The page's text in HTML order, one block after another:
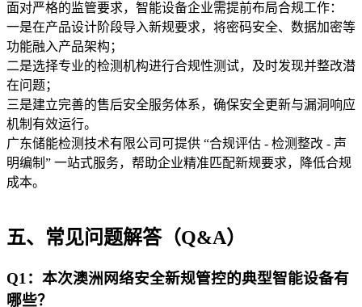
面对严格的监管要求，智能设备企业需提前布局合规工作：
一是在产品设计阶段导入新规要求，将密码安全、数据加密等
功能融入产品架构；
二是选择专业的检测机构进行合规性测试，及时发现并整改潜
在问题；
三是建立完善的售后安全服务体系，确保安全更新与漏洞响应
机制有效运行。
广东储能检测技术有限公司可提供 “合规评估 - 检测整改 - 声
明编制” 一站式服务，帮助企业精准匹配新规要求，降低合规
成本。
五、常见问题解答（Q&A）
Q1：本次澳洲网络安全新规管控的典型智能设备有
哪些？